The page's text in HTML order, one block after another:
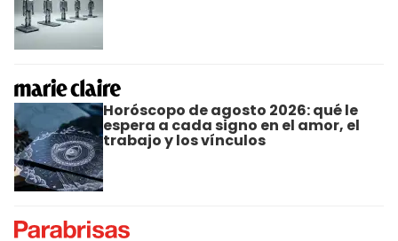
Horóscopo de agosto 2026: qué le
espera a cada signo en el amor, el
trabajo y los vínculos